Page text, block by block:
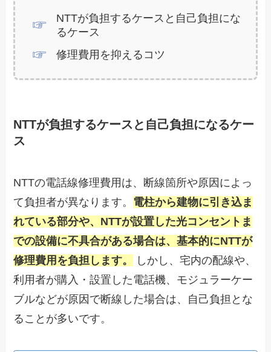
NTTが負担するケースと自己負担にな
るケース
修理費用を抑えるコツ
NTTが負担するケースと自己負担になるケー
ス
NTTの電話線修理費用は、断線箇所や原因によっ
て負担者が異なります。 電柱から建物に引き込ま
れている部分や、NTTが設置した光コンセントま
での設備に不具合がある場合は、基本的にNTTが
修理費用を負担します。
しかし、宅内の配線や、
利用者が購入・設置した電話機、モジュラーケー
ブルなどが原因で断線した場合は、自己負担とな
ることが多いです。